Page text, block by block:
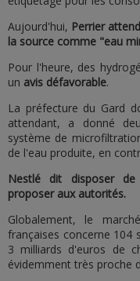
Aujourd'hui, Perrier
la source comme "eau
Pour l'heure, des
un avis défavorable.
La préfecture du Gard
attendant, a donné
système de
de l'eau produite, en
Nestlé dit disposer de
proposer aux autorités.
Globalement, le
françaises concerne 104
3 milliards d'euros de
évidemment très proche